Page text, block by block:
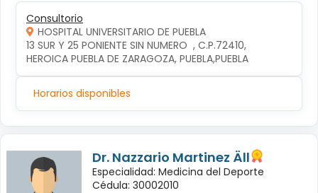
Consultorio
HOSPITAL UNIVERSITARIO DE PUEBLA
13 SUR Y 25 PONIENTE SIN NUMERO  , C.P.72410,
HEROICA PUEBLA DE ZARAGOZA, PUEBLA,PUEBLA
Horarios disponibles
Dr. Nazzario Martinez Äll
Especialidad: Medicina del Deporte
Cédula: 30002010